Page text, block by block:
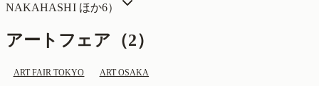
NAKAHASHIほか6）
アートフェア（2）
ART FAIR TOKYO ART OSAKA